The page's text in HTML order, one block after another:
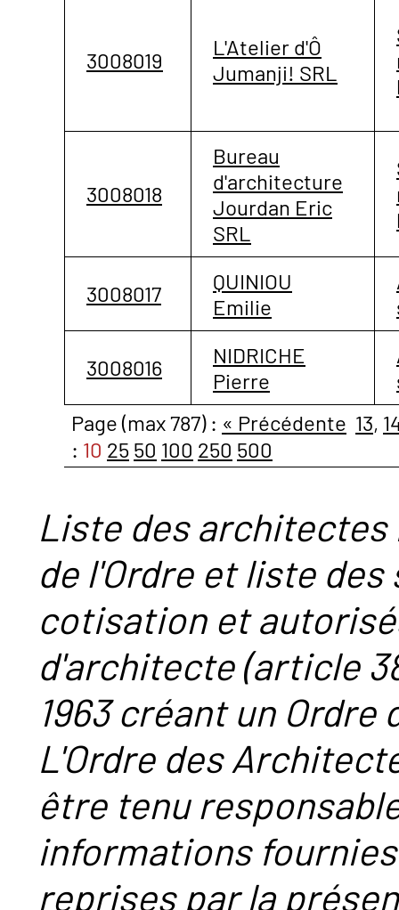
3008019
L'Atelier d'Ô
Jumanji! SRL
3008018
Bureau
d'architecture
Jourdan Eric
SRL
3008017
QUINIOU
Emilie
3008016
NIDRICHE
Pierre
Page (max 787) : « Précédente 13,
: 10 25 50 100 250 500
Liste des
de l'Ordre et liste
cotisation et
d'architecte (article
1963 créant un
L'Ordre des
être tenu
informations
reprises par la